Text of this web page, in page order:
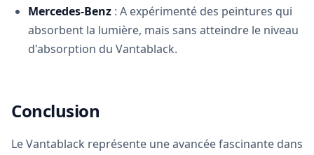
Mercedes-Benz : A expérimenté des peintures qui
absorbent la lumière, mais sans atteindre le niveau
d'absorption du Vantablack.
Conclusion
Le Vantablack représente une avancée fascinante dans